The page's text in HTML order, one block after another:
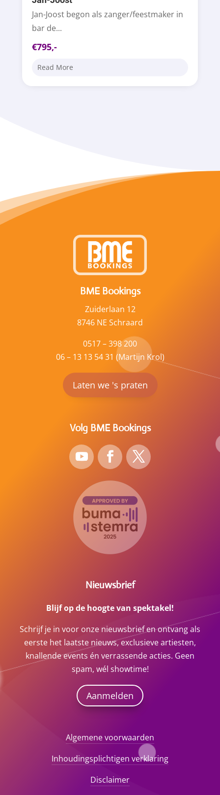
Jan-Joost begon als zanger/feestmaker in
bar de...
€795,-
Read More
BME Bookings
Zuiderlaan 12
8746 NE Schraard
0517 – 398 200
06 – 13 13 54 31 (Martijn Krol)
Laten we 's praten
Volg BME Bookings
Nieuwsbrief
Blijf op de hoogte van spektakel!
Schrijf je in voor onze nieuwsbrief en ontvang als
eerste het laatste nieuws, exclusieve artiesten,
knallende events én verrassende acties. Geen
spam, wél showtime!
Aanmelden
Algemene voorwaarden
Inhoudingsplichtigen verklaring
Disclaimer